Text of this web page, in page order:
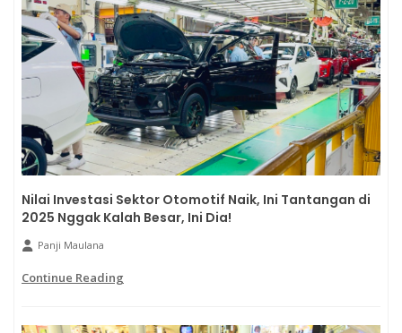
Nilai Investasi Sektor Otomotif Naik, Ini Tantangan di
2025 Nggak Kalah Besar, Ini Dia!
Panji Maulana
Continue Reading